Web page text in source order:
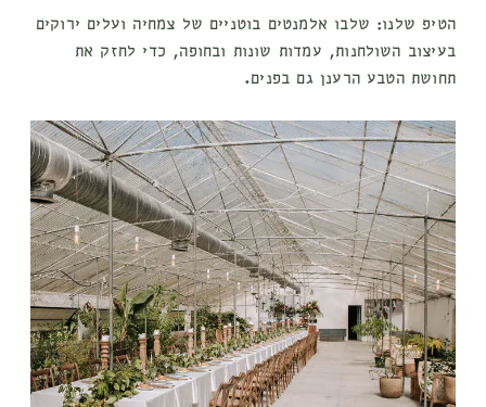
הטיפ שלנו: שלבו אלמנטים בוטניים של צמחיה ועלים ירוקים
בעיצוב השולחנות, עמדות שונות ובחופה, כדי לחזק את
תחושת הטבע הרענן גם בפנים.